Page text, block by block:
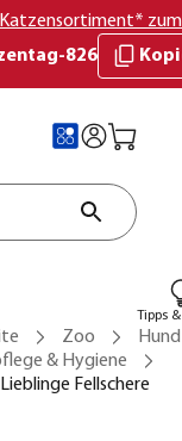
Katzensortiment*
826
Tipps
Zoo
Hund
& Hygiene
Fellschere